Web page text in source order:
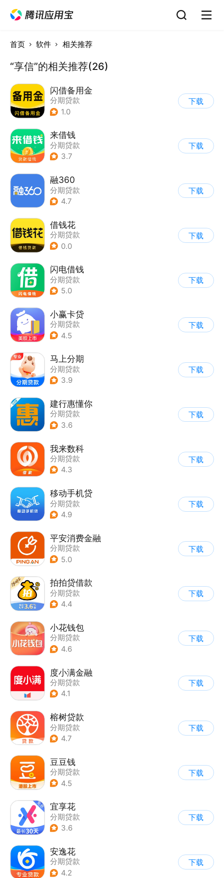
首页 软件 相关推荐
“享信”的相关推荐(26)
闪借备用金
分期贷款
1.0
下载
来借钱
分期贷款
3.7
下载
融360
分期贷款
4.7
下载
借钱花
分期贷款
0.0
下载
闪电借钱
分期贷款
5.0
下载
小赢卡贷
分期贷款
4.5
下载
马上分期
分期贷款
3.9
下载
建行惠懂你
分期贷款
3.6
下载
我来数科
分期贷款
4.3
下载
移动手机贷
分期贷款
4.9
下载
平安消费金融
分期贷款
5.0
下载
拍拍贷借款
分期贷款
4.4
下载
小花钱包
分期贷款
4.6
下载
度小满金融
分期贷款
4.1
下载
榕树贷款
分期贷款
4.7
下载
豆豆钱
分期贷款
4.5
下载
宜享花
分期贷款
3.6
下载
安逸花
分期贷款
4.2
下载